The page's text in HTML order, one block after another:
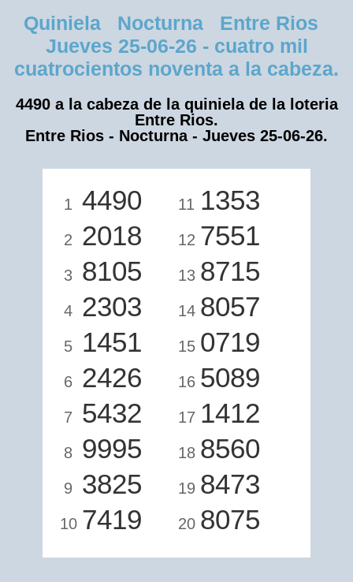
Quiniela Nocturna Entre Rios
Jueves 25-06-26 - cuatro mil
cuatrocientos noventa a la cabeza.
4490 a la cabeza de la quiniela de la loteria
Entre Rios.
Entre Rios - Nocturna - Jueves 25-06-26.
1 4490
2 2018
3 8105
4 2303
5 1451
6 2426
7 5432
8 9995
9 3825
10 7419
11 1353
12 7551
13 8715
14 8057
15 0719
16 5089
17 1412
18 8560
19 8473
20 8075